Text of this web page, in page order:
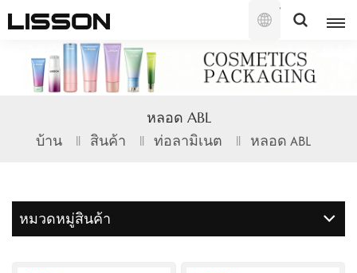
ไทย
English
français
español
português
หลอด ABL
บ้าน สินค้า ท่อลามิเนต หลอด ABL
หมวดหมู่สินค้า